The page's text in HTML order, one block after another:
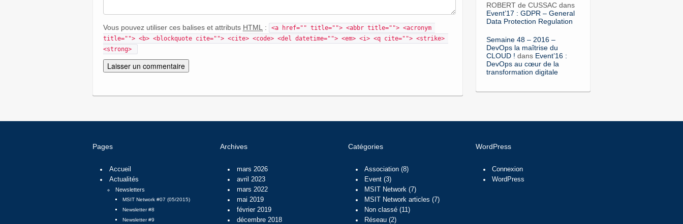
Vous pouvez utiliser ces balises et attributs HTML :
<a href="" title=""> <abbr title=""> <acronym
title=""> <b> <blockquote cite=""> <cite> <code> <del datetime=""> <em> <i> <q cite=""> <strike>
<strong>
ROBERT de CUSSAC dans
Event’17 : GDPR – General
Data Protection Regulation
Semaine 48 – 2016 –
DevOps la maîtrise du
CLOUD ! dans Event’16 :
DevOps au cœur de la
transformation digitale
Pages
Accueil
Actualités
Newsletters
MSIT Network #07 (05/2015)
Newsletter #8
Newsletter #9
Archives
mars 2026
avril 2023
mars 2022
mai 2019
février 2019
décembre 2018
Catégories
Association (8)
Event (3)
MSIT Network (7)
MSIT Network articles (7)
Non classé (11)
Réseau (2)
WordPress
Connexion
WordPress